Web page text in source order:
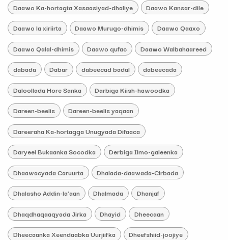
Daawo Ka-hortagta Xasaasiyad-dhaliye Daawo Kansar-dile
Daawo la xiriirta Daawo Murugo-dhimis Daawo Qaaxo
Daawo Qalal-dhimis Daawo qufac Daawo Walbahaareed
dabada Dabar dabeecad badal dabeecada
Daloollada Hore Sanka Darbiga Kiish-hawoodka
Dareen-beelis Dareen-beelis yaqaan
Dareeraha Ka-hortagga Unugyada Difaaca
Daryeel Bukaanka Socodka Derbiga Ilmo-galeenka
Dhaawacyada Caruurta Dhalada-daawada-Cirbada
Dhalasho Addin-la’aan Dhalmada Dhanjaf
Dhaqdhaqaaqyada Jirka Dhayid Dheecaan
Dheecaanka Xeendaabka Uurjiifka Dheefshiid-joojiye